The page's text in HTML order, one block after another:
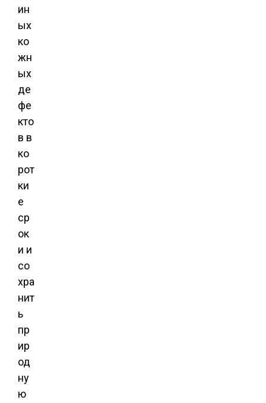
ин
ых
ко
жн
ых
де
фе
кто
в в
ко
рот
ки
е
ср
ок
и и
со
хра
нит
ь
пр
ир
од
ну
ю